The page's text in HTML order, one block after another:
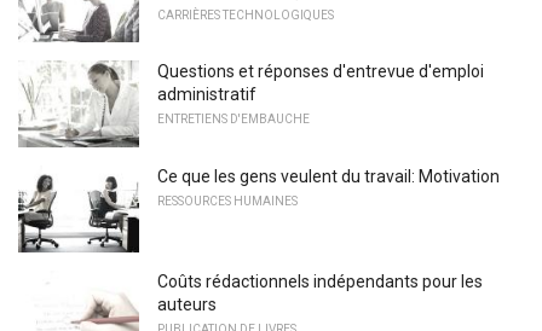
CARRIÈRES TECHNOLOGIQUES
Questions et réponses d'entrevue d'emploi
administratif
ENTRETIENS D'EMBAUCHE
Ce que les gens veulent du travail: Motivation
RESSOURCES HUMAINES
Coûts rédactionnels indépendants pour les
auteurs